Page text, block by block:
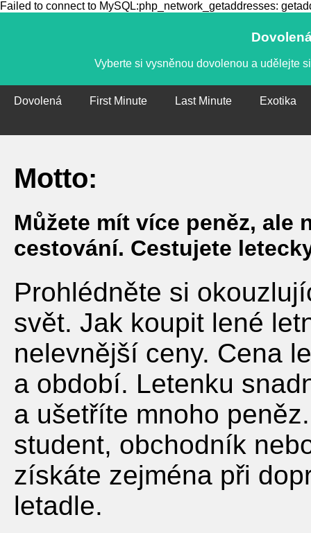
Failed to connect to MySQL:php_network_getaddresses:
Vyberte si vysněnou dovolenou a udělejte
Dovolená First Minute Last Minute Exotika
Motto:
Můžete mít více peněz, ale
cestování. Cestujete
Prohlédněte si
svět. Jak koupit lené
nelevnější ceny. Cena
a období. Letenku
a ušetříte mnoho
student, obchodník
získáte zejména při
letadle.